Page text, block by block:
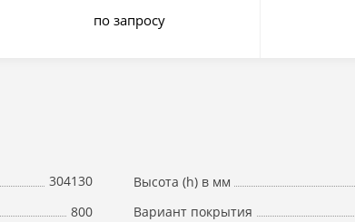
по запросу
304130 Высота (h) в мм
800 Вариант покрытия